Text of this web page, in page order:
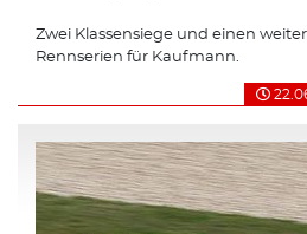
Zwei Klassensiege und einen
Rennserien für Kaufmann.